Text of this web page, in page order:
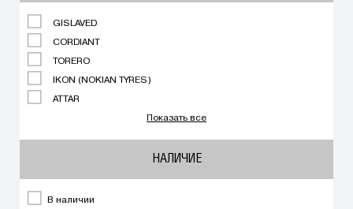
GISLAVED
CORDIANT
TORERO
IKON (NOKIAN TYRES)
ATTAR
Показать все
НАЛИЧИЕ
В наличии